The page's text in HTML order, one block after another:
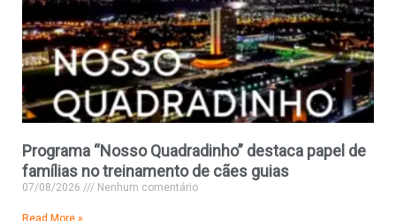
Programa “Nosso Quadradinho” destaca papel de
famílias no treinamento de cães guias
07/08/2026 Nenhum comentário
Read More »